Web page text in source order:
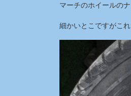
マーチのホイールの
細かいとこですがこ